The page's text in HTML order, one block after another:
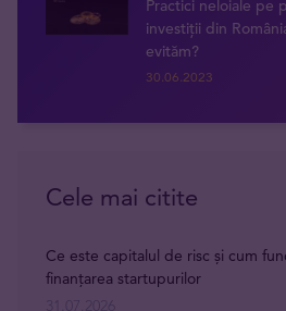
Practici neloiale pe
investiții din
evităm?
30.06.2023
Cele mai citite
Ce este capitalul de risc și cum
finanțarea startupurilor